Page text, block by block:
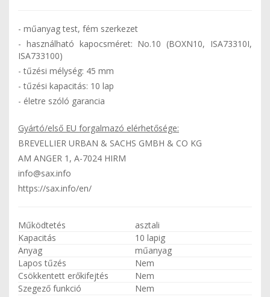
- műanyag test, fém szerkezet
- használható kapocsméret: No.10 (BOXN10, ISA73310I,
ISA733100)
- tűzési mélység: 45 mm
- tűzési kapacitás: 10 lap
- életre szóló garancia
Gyártó/első EU forgalmazó elérhetősége:
BREVELLIER URBAN & SACHS GMBH & CO KG
AM ANGER 1, A-7024 HIRM
info@sax.info
https://sax.info/en/
Működtetés
asztali
Kapacitás
10 lapig
Anyag
műanyag
Lapos tűzés
Nem
Csökkentett erőkifejtés
Nem
Szegező funkció
Nem